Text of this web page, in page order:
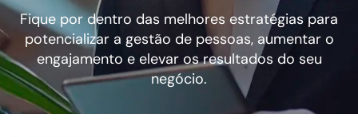
Fique por dentro das melhores estratégias para
potencializar a gestão de pessoas, aumentar o
engajamento e elevar os resultados do seu
negócio.